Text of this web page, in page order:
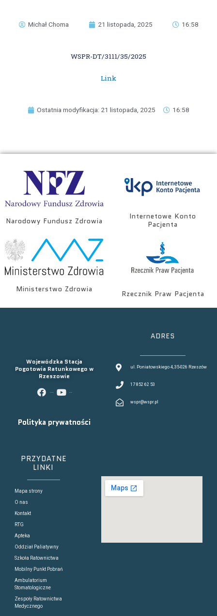
Michał Choma 21 listopada, 2025 16:58
WSPR-DT/3111/35/2025
Link
Ostatnia modyfikacja: 21 listopada, 2025 16:58
Narodowy Fundusz Zdrowia
Internetowe Konto
Pacjenta
Ministerstwo Zdrowia
Rzecznik Praw Pacjenta
Wojewódzka Stacja
Pogotowia Ratunkowego w
Rzeszowie
Polityka prywatności
ADRES
ul. Poniatowskiego 4, 35-026 Rzeszów
17 852 62 53
wspr@wspr.pl
PRZYDATNE
LINKI
Mapa strony
O nas
Kontakt
RTG
Apteka
Oddział Paliatywny
Szkoła Ratownictwa
Mobilny Punkt Pobrań
Ambulatorium
Stomatologiczne
Zespoły Ratownictwa
Medycznego